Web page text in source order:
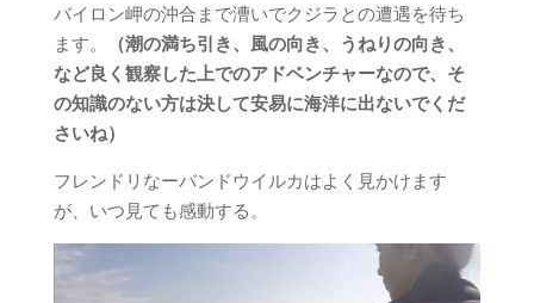
バイロン岬の沖合まで漕いでクジラとの遭遇を待ち
ます。
（潮の満ち引き、風の向き、うねりの向き、
など良く観察した上でのアドベンチャーなので、そ
の知識のない方は決して安易に海洋に出ないでくだ
さいね）
フレンドリなーバンドウイルカはよく見かけます
が、いつ見ても感動する。